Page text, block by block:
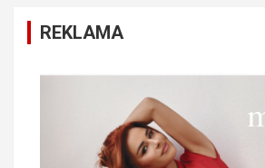
REKLAMA